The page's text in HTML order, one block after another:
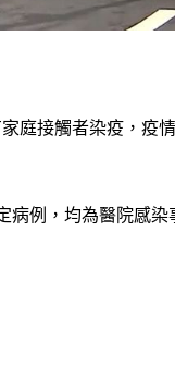
庭接觸者染疫，疫
例，均為醫院感